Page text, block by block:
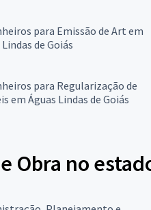
para Emissão de Art em
de Goiás
para Regularização de
em Águas Lindas de Goiás
Obra no